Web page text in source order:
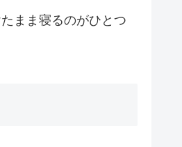
まま寝るのがひとつ